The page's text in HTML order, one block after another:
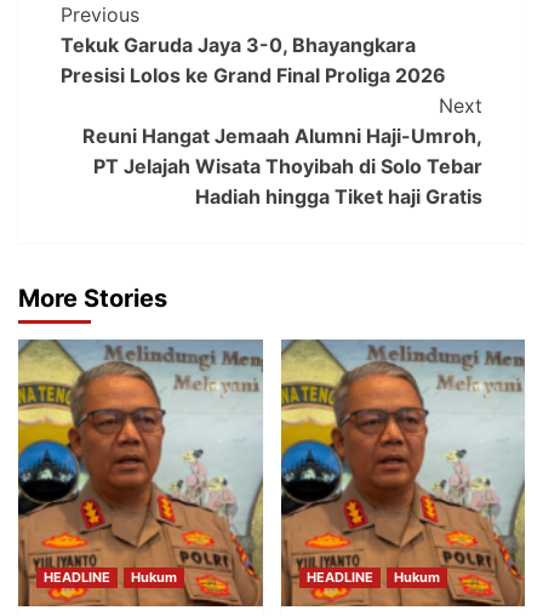
Previous
Tekuk Garuda Jaya 3-0, Bhayangkara
Presisi Lolos ke Grand Final Proliga 2026
Next
Reuni Hangat Jemaah Alumni Haji-Umroh,
PT Jelajah Wisata Thoyibah di Solo Tebar
Hadiah hingga Tiket haji Gratis
More Stories
HEADLINE Hukum HEADLINE Hukum